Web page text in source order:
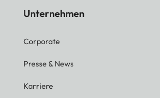
Unternehmen
Corporate
Presse & News
Karriere